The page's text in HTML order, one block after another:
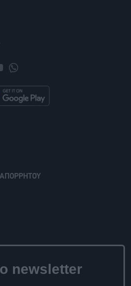
ΑΠΟΡΡΗΤΟΥ
newsletter